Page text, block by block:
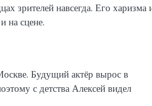
зрителей навсегда. Его харизма
на сцене.
Будущий актёр вырос в
с детства Алексей видел